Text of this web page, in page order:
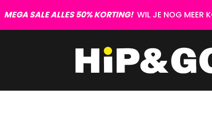
MEGA SALE ALLES 50% KORTING! WIL JE NOG MEER